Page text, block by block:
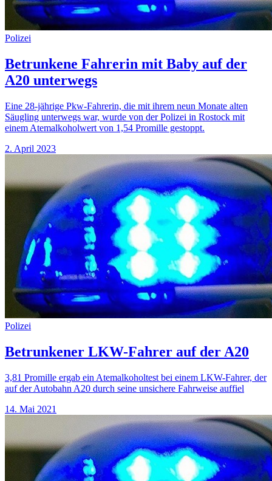
Polizei
Betrunkene Fahrerin mit Baby auf der
A20 unterwegs
Eine 28-jährige Pkw-Fahrerin, die mit ihrem neun Monate alten
Säugling unterwegs war, wurde von der Polizei in Rostock mit
einem Atemalkoholwert von 1,54 Promille gestoppt.
2. April 2023
Polizei
Betrunkener LKW-Fahrer auf der A20
3,81 Promille ergab ein Atemalkoholtest bei einem LKW-Fahrer, der
auf der Autobahn A20 durch seine unsichere Fahrweise auffiel
14. Mai 2021